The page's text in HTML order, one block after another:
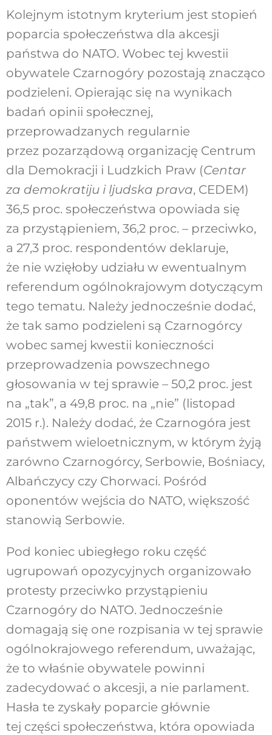
Kolejnym istotnym kryterium jest stopień
poparcia społeczeństwa dla akcesji
państwa do NATO. Wobec tej kwestii
obywatele Czarnogóry pozostają znacząco
podzieleni. Opierając się na wynikach
badań opinii społecznej,
przeprowadzanych regularnie
przez pozarządową organizację Centrum
dla Demokracji i Ludzkich Praw (Centar
za demokratiju i ljudska prava, CEDEM)
36,5 proc. społeczeństwa opowiada się
za przystąpieniem, 36,2 proc. – przeciwko,
a 27,3 proc. respondentów deklaruje,
że nie wzięłoby udziału w ewentualnym
referendum ogólnokrajowym dotyczącym
tego tematu. Należy jednocześnie dodać,
że tak samo podzieleni są Czarnogórcy
wobec samej kwestii konieczności
przeprowadzenia powszechnego
głosowania w tej sprawie – 50,2 proc. jest
na „tak”, a 49,8 proc. na „nie” (listopad
2015 r.). Należy dodać, że Czarnogóra jest
państwem wieloetnicznym, w którym żyją
zarówno Czarnogórcy, Serbowie, Bośniacy,
Albańczycy czy Chorwaci. Pośród
oponentów wejścia do NATO, większość
stanowią Serbowie.
Pod koniec ubiegłego roku część
ugrupowań opozycyjnych organizowało
protesty przeciwko przystąpieniu
Czarnogóry do NATO. Jednocześnie
domagają się one rozpisania w tej sprawie
ogólnokrajowego referendum, uważając,
że to właśnie obywatele powinni
zadecydować o akcesji, a nie parlament.
Hasła te zyskały poparcie głównie
tej części społeczeństwa, która opowiada